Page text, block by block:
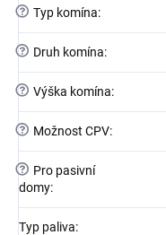
? Typ komína:
? Druh komína:
? Výška komína:
? Možnost CPV:
?
Pro pasivní
domy:
Typ paliva: